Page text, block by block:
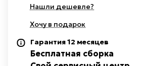
Нашли дешевле?
Хочу в подарок
Гарантия 12 месяцев
Бесплатная сборка